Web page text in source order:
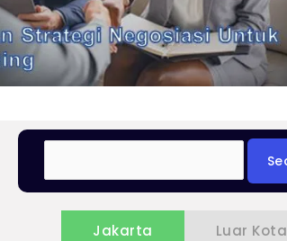
Jakarta Luar Kota